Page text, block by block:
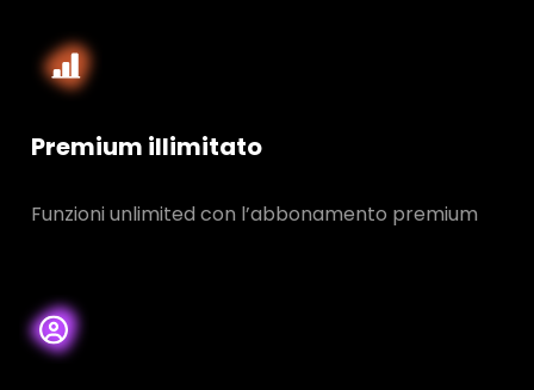
Premium illimitato
Funzioni unlimited con l’abbonamento premium